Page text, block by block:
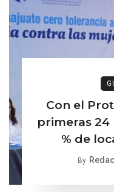
Con el
primeras 24
% de
búsqueda
By